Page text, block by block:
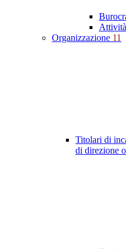
Organizzazione 11
Titolari di
di direzione